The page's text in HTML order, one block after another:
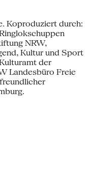
Koproduziert durch:
NRW,
Kultur und Sport
der
Landesbüro Freie